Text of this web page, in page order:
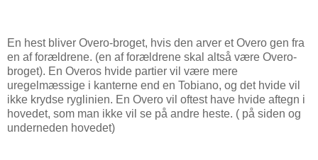
En hest bliver Overo-broget, hvis den arver et Overo gen fra
en af forældrene. (en af forældrene skal altså være Overo-
broget). En Overos hvide partier vil være mere
uregelmæssige i kanterne end en Tobiano, og det hvide vil
ikke krydse ryglinien. En Overo vil oftest have hvide aftegn i
hovedet, som man ikke vil se på andre heste. ( på siden og
underneden hovedet)